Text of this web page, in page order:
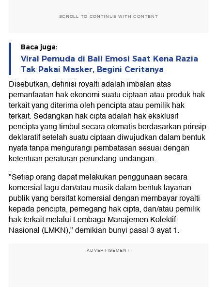
SCROLL TO CONTINUE WITH CONTENT
Baca juga:
Viral Pemuda di Bali Emosi Saat Kena Razia
Tak Pakai Masker, Begini Ceritanya
Disebutkan, definisi royalti adalah imbalan atas
pemanfaatan hak ekonomi suatu ciptaan atau produk hak
terkait yang diterima oleh pencipta atau pemilik hak
terkait. Sedangkan hak cipta adalah hak eksklusif
pencipta yang timbul secara otomatis berdasarkan prinsip
deklaratif setelah suatu ciptaan diwujudkan dalam bentuk
nyata tanpa mengurangi pembatasan sesuai dengan
ketentuan peraturan perundang-undangan.
"Setiap orang dapat melakukan penggunaan secara
komersial lagu dan/atau musik dalam bentuk layanan
publik yang bersifat komersial dengan membayar royalti
kepada pencipta, pemegang hak cipta, dan/atau pemilik
hak terkait melalui Lembaga Manajemen Kolektif
Nasional (LMKN)," demikian bunyi pasal 3 ayat 1.
ADVERTISEMENT